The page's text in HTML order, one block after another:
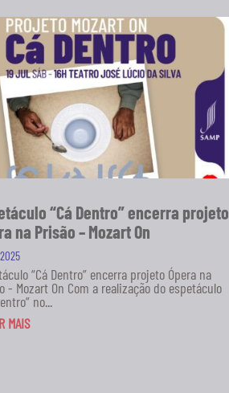
“Cá Dentro” encerra projeto
na Prisão – Mozart On
“Cá Dentro” encerra projeto Ópera na
- Mozart On Com a realização do espetáculo
no...
MAIS